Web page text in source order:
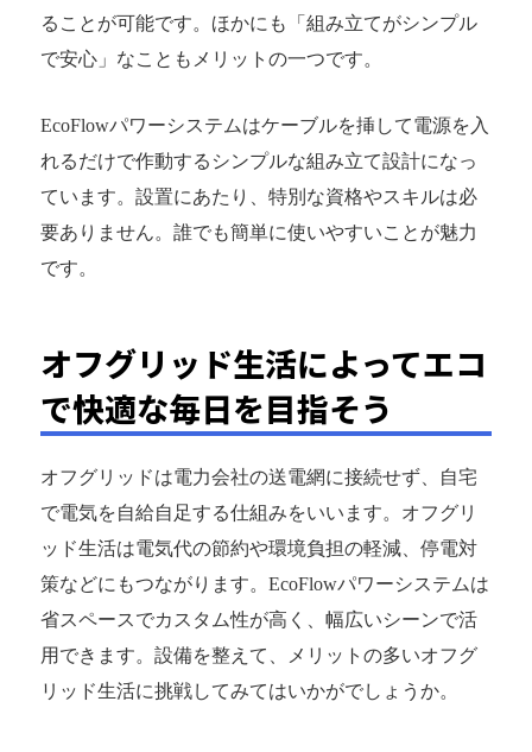
ることが可能です。ほかにも「組み立てがシンプル
で安心」なこともメリットの一つです。
EcoFlowパワーシステムはケーブルを挿して電源を入
れるだけで作動するシンプルな組み立て設計になっ
ています。設置にあたり、特別な資格やスキルは必
要ありません。誰でも簡単に使いやすいことが魅力
です。
オフグリッド生活によってエコ
で快適な毎日を目指そう
オフグリッドは電力会社の送電網に接続せず、自宅
で電気を自給自足する仕組みをいいます。オフグリ
ッド生活は電気代の節約や環境負担の軽減、停電対
策などにもつながります。EcoFlowパワーシステムは
省スペースでカスタム性が高く、幅広いシーンで活
用できます。設備を整えて、メリットの多いオフグ
リッド生活に挑戦してみてはいかがでしょうか。